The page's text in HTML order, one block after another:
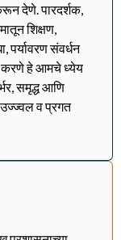
देणे. पारदर्शक,
शिक्षण,
पर्यावरण संवर्धन
करणे हे आमचे ध्येय
समृद्ध आणि
उज्ज्वल व प्रगत